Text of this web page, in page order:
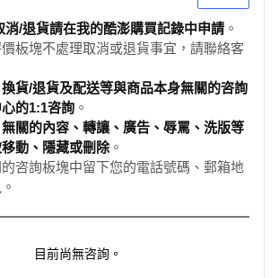
消/退貨請在我的酷澎購買記錄中申請 。
板塊不處理取消或退貨事宜，請聯絡客
貨/退貨及配送等與商品本身無關的咨詢
的1:1咨詢 。
無關的內容、轉讓、廣告、辱罵、洗版等
動、隱藏或刪除。
咨詢板塊中留下您的電話號碼、郵箱地
目前尚無咨詢。